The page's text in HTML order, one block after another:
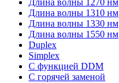
Длина волны 1270 нм
Длина волны 1310 нм
Длина волны 1330 нм
Длина волны 1550 нм
Duplex
Simplex
С функцией DDM
С горячей заменой